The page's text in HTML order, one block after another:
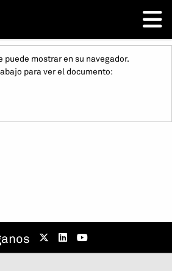
puede mostrar en su navegador.
para ver el documento: